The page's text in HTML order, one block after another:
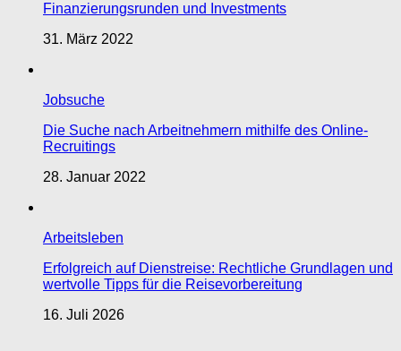
Finanzierungsrunden und Investments
31. März 2022
Jobsuche
Die Suche nach Arbeitnehmern mithilfe des Online-
Recruitings
28. Januar 2022
Arbeitsleben
Erfolgreich auf Dienstreise: Rechtliche Grundlagen und
wertvolle Tipps für die Reisevorbereitung
16. Juli 2026